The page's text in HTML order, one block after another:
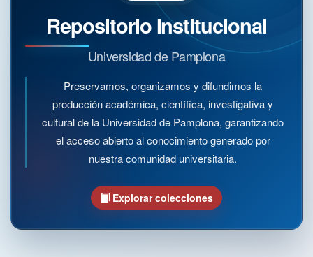
Repositorio Institucional
Universidad de Pamplona
Preservamos, organizamos y difundimos la
producción académica, científica, investigativa y
cultural de la Universidad de Pamplona, garantizando
el acceso abierto al conocimiento generado por
nuestra comunidad universitaria.
Explorar colecciones